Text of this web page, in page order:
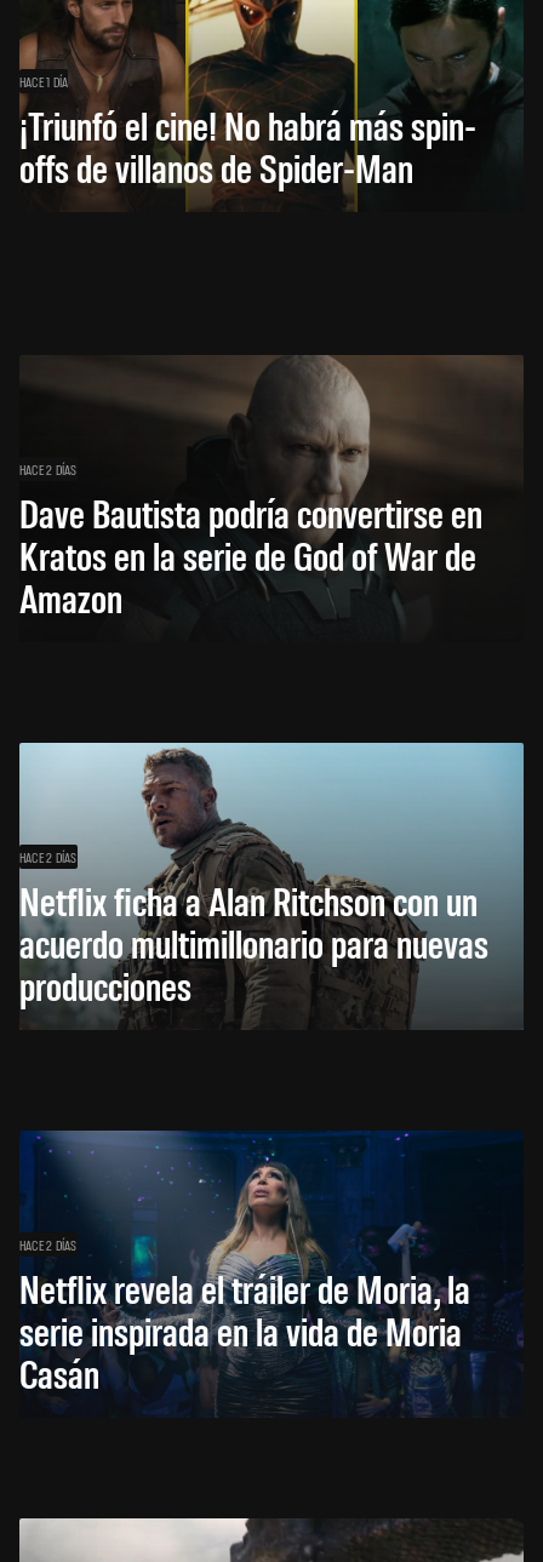
HACE 1 DÍA
¡Triunfó el cine! No habrá más spin-
offs de villanos de Spider-Man
HACE 2 DÍAS
Dave Bautista podría convertirse en
Kratos en la serie de God of War de
Amazon
HACE 2 DÍAS
Netflix ficha a Alan Ritchson con un
acuerdo multimillonario para nuevas
producciones
HACE 2 DÍAS
Netflix revela el tráiler de Moria, la
serie inspirada en la vida de Moria
Casán